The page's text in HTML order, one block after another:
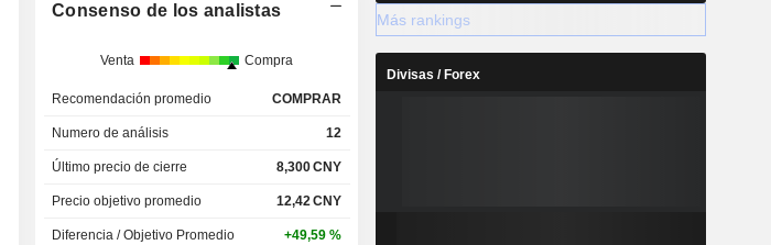
Divergencia
Diferencia
objetivo/
Consenso de los analistas
Venta Compra
Recomendación promedio COMPRAR
Numero de análisis 12
Último precio de cierre 8,300CNY
Precio objetivo promedio 12,42CNY
Diferencia / Objetivo Promedio +49,59 %
Más rankings
Divisas / Forex